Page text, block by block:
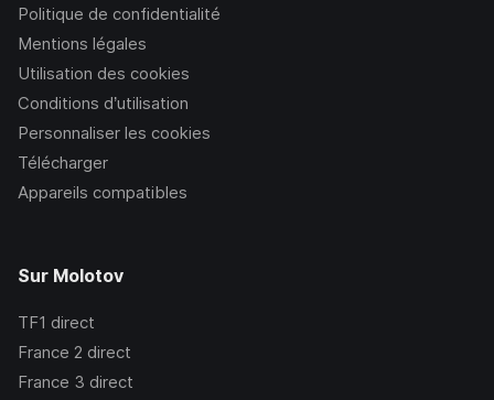
Politique de confidentialité
Mentions légales
Utilisation des cookies
Conditions d’utilisation
Personnaliser les cookies
Télécharger
Appareils compatibles
Sur Molotov
TF1 direct
France 2 direct
France 3 direct